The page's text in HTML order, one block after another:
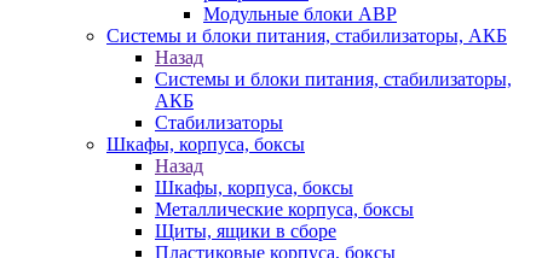
Модульные блоки АВР
Системы и блоки питания, стабилизаторы, АКБ
Назад
Системы и блоки питания, стабилизаторы,
АКБ
Стабилизаторы
Шкафы, корпуса, боксы
Назад
Шкафы, корпуса, боксы
Металлические корпуса, боксы
Щиты, ящики в сборе
Пластиковые корпуса, боксы